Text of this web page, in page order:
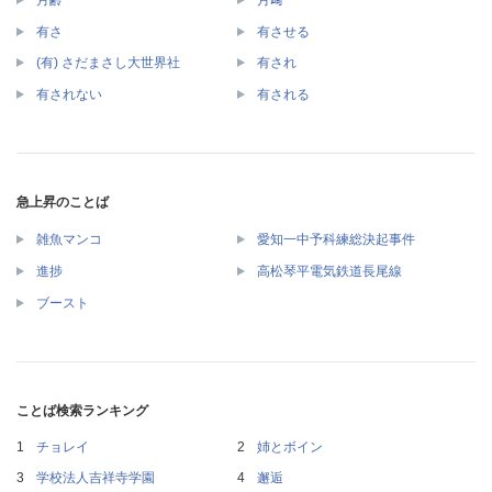
有さ 有させる
(有) さだまさし大世界社 有され
有されない 有される
急上昇のことば
雑魚マンコ 愛知一中予科練総決起事件
進捗 高松琴平電気鉄道長尾線
ブースト
ことば検索ランキング
チョレイ
姉とボイン
学校法人吉祥寺学園
邂逅